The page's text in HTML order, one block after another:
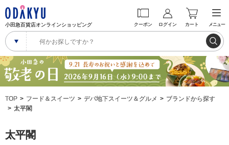
小田急百貨店オンラインショッピング クーポン ログイン カート メニュー
TOP フード＆スイーツ デパ地下スイーツ＆グルメ
ブランドから探す
太平閣
太平閣